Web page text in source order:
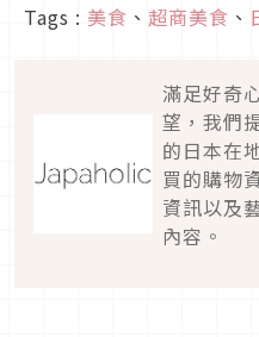
Tags : 美食 、 超商美食 、
滿足好奇
望，我們
的日本在
買的購物
資訊以及
內容。